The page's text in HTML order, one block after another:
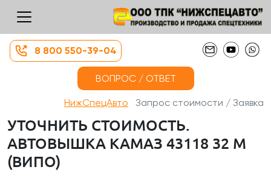
8 800 550-39-04
ВОПРОС / ОТВЕТ
НижСпецАвто Запрос стоимости / Заявка
УТОЧНИТЬ СТОИМОСТЬ.
АВТОВЫШКА КАМАЗ 43118 32 М
(ВИПО)